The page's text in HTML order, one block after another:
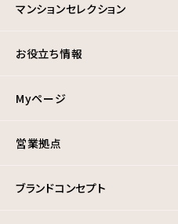
マンションセレクション
お役立ち情報
Myページ
営業拠点
ブランドコンセプト